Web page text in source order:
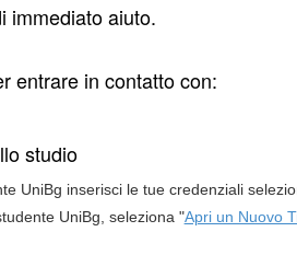
immediato aiuto.
entrare in contatto con:
studio
UniBg inserisci le tue credenziali
UniBg, seleziona "Apri un Nuovo